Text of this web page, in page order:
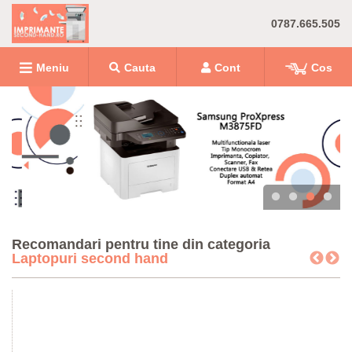
0787.665.505
Meniu Cauta Cont Cos
Recomandari pentru tine din categoria
Laptopuri second hand